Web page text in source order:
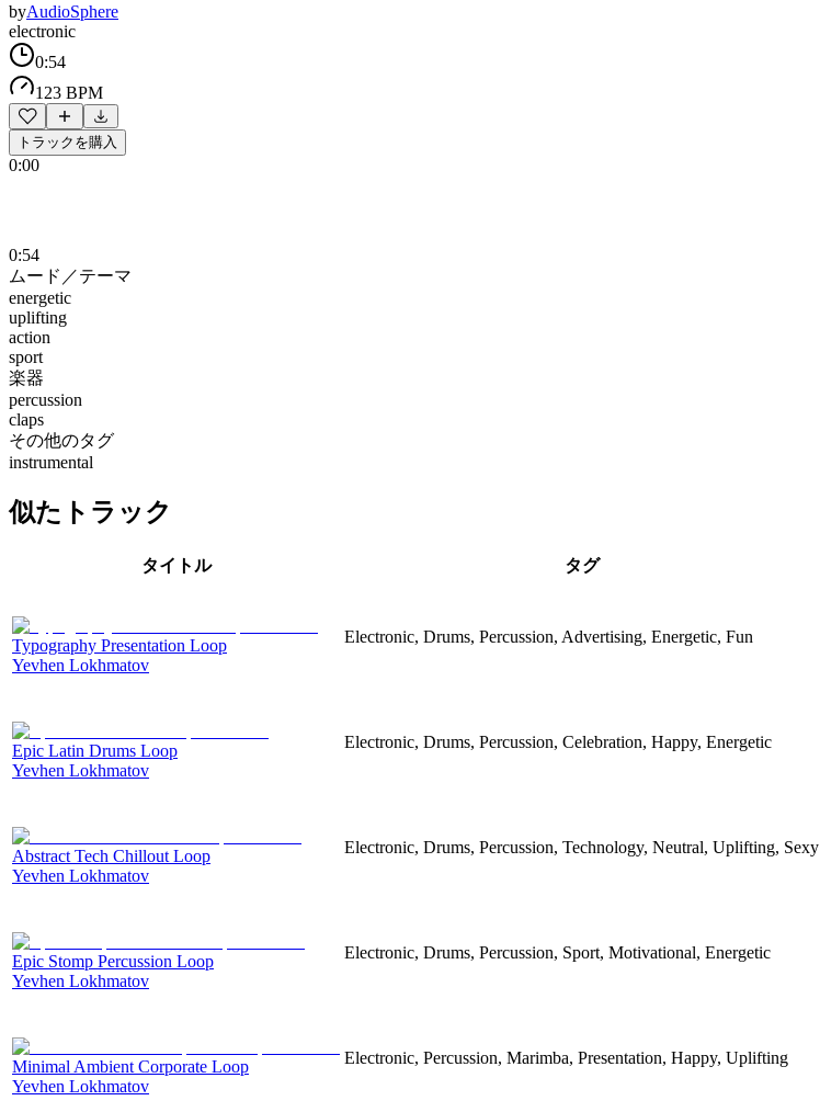
byAudioSphere
electronic
0:54
123 BPM
トラックを購入
0:00
0:54
ムード／テーマ
energetic
uplifting
action
sport
楽器
percussion
claps
その他のタグ
instrumental
似たトラック
タイトル タグ
Typography Presentation Loop
Yevhen Lokhmatov
Electronic, Drums, Percussion, Advertising, Energetic, Fun
Epic Latin Drums Loop
Yevhen Lokhmatov
Electronic, Drums, Percussion, Celebration, Happy, Energetic
Abstract Tech Chillout Loop
Yevhen Lokhmatov
Electronic, Drums, Percussion, Technology, Neutral, Uplifting, Sexy
Epic Stomp Percussion Loop
Yevhen Lokhmatov
Electronic, Drums, Percussion, Sport, Motivational, Energetic
Minimal Ambient Corporate Loop
Yevhen Lokhmatov
Electronic, Percussion, Marimba, Presentation, Happy, Uplifting